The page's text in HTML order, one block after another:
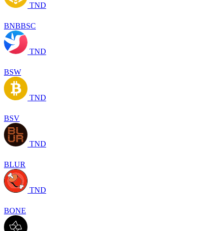
TND
BNBBSC
TND
BSW
TND
BSV
TND
BLUR
TND
BONE